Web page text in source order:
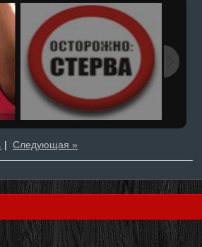
| Следующая »